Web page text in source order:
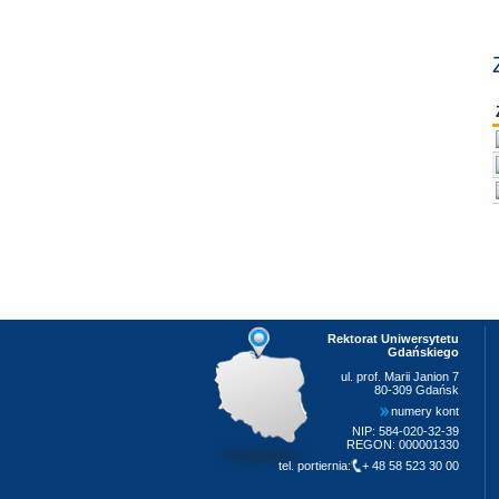
Rektorat Uniwersytetu
Gdańskiego
ul. prof. Marii Janion 7
80-309 Gdańsk
numery kont
NIP: 584-020-32-39
REGON: 000001330
tel. portiernia:
+ 48 58 523 30 00